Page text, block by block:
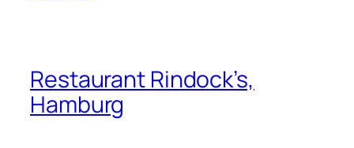
Restaurant Rindock’s,
Hamburg